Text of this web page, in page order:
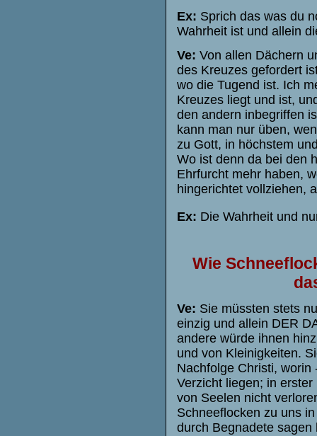
Ex: Sprich das was du
Wahrheit ist und allein
Ve: Von allen Dächern
des Kreuzes gefordert
wo die Tugend ist. Ich
Kreuzes liegt und ist,
den andern inbegriffen
kann man nur üben,
zu Gott, in höchstem
Wo ist denn da bei den
Ehrfurcht mehr haben,
hingerichtet vollziehen,
Ex: Die Wahrheit und
Wie
Ve: Sie müssten stets
einzig und allein DER
andere würde ihnen
und von Kleinigkeiten.
Nachfolge Christi,
Verzicht liegen; in
von Seelen nicht
Schneeflocken zu uns
durch Begnadete sagen